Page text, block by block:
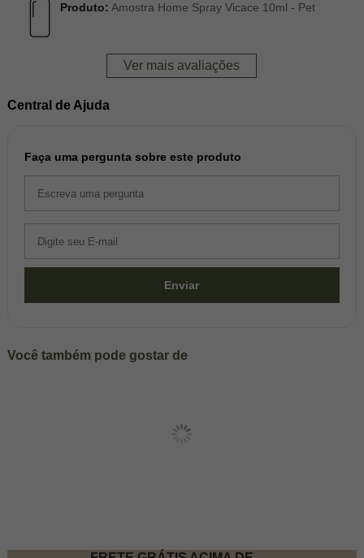
Produto: Amostra Home Spray Vicace 10ml - Pet
Ver mais avaliações
Central de Ajuda
Faça uma pergunta sobre este produto
Enviar
Você também pode gostar de